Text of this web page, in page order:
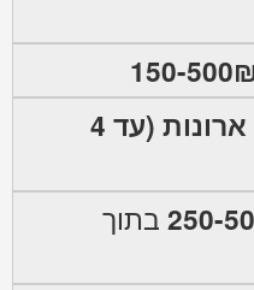
מחירון פירוק והרכבת ארונות (עד 4
בתוך